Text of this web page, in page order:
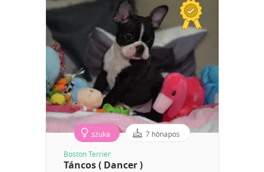
szuka 7 hónapos
Boston Terrier
Táncos ( Dancer )